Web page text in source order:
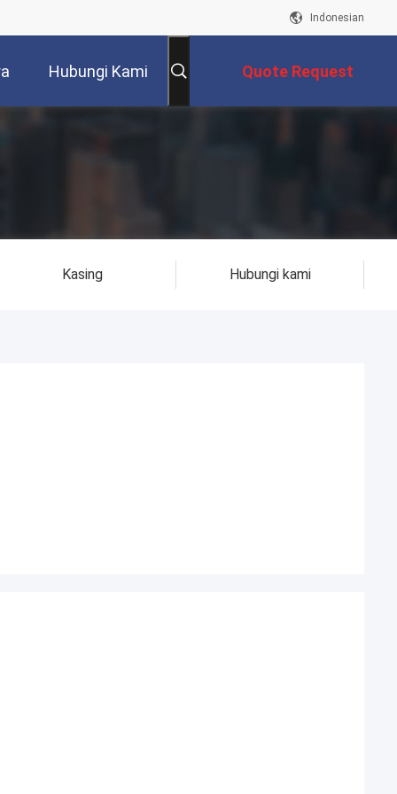
Indonesian
Hubungi Kami Quote Request
Kasing Hubungi kami